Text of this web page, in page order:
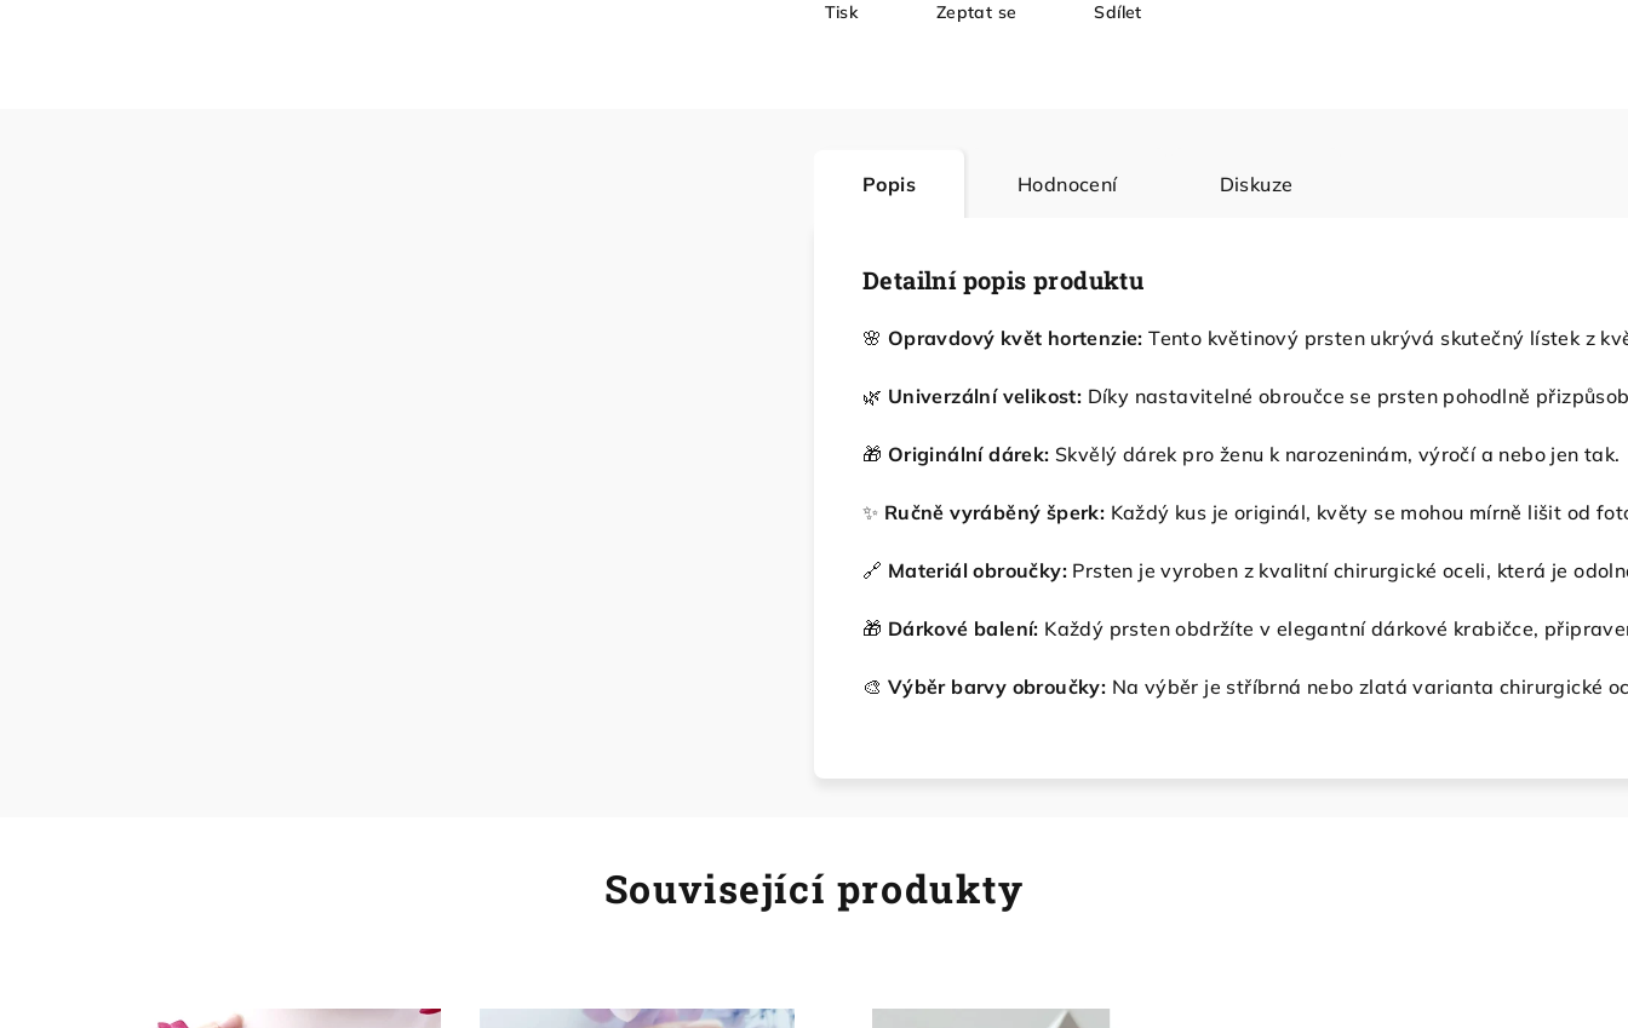
Tisk Zeptat se Sdílet
Popis Hodnocení Diskuze
Detailní popis produktu
🌸 Opravdový květ hortenzie: Tento květinový prsten ukrývá skutečný lístek z
🌿 Univerzální velikost: Díky nastavitelné obroučce se prsten pohodlně
🎁 Originální dárek: Skvělý dárek pro ženu k narozeninám, výročí a nebo jen tak.
✨ Ručně vyráběný šperk: Každý kus je originál, květy se mohou mírně lišit od
🔗 Materiál obroučky: Prsten je vyroben z kvalitní chirurgické oceli, která je
🎁 Dárkové balení: Každý prsten obdržíte v elegantní dárkové krabičce,
🎨 Výběr barvy obroučky: Na výběr je stříbrná nebo zlatá varianta chirurgické
Související produkty